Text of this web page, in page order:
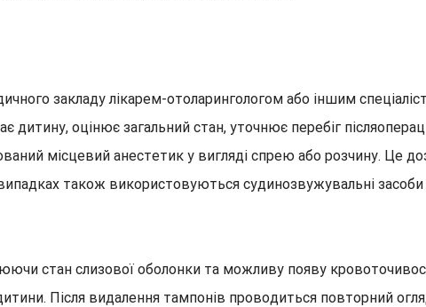
закладу лікарем-отоларингологом або іншим
оцінює загальний стан, уточнює перебіг
місцевий анестетик у вигляді спрею або розчину. Це
також використовуються судинозвужувальні
стан слизової оболонки та можливу появу
Після видалення тампонів проводиться повторний